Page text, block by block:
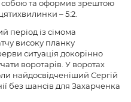
собою та оформив зрештою
– 5:2.
період із сімома
високу планку
ситуація докорінно
воротарів. У воротах
найдосвідченіший Сергій
без шансів для Захарченка